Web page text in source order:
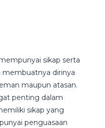
sikap serta
membuatnya dirinya
maupun atasan.
penting dalam
sikap yang
penguasaan